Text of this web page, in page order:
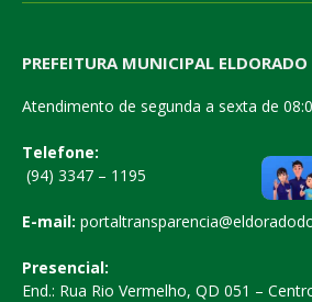
PREFEITURA MUNICIPAL ELDORADO
Atendimento de segunda a sexta de
Telefone:
(94) 3347 – 1195
E-mail:
Presencial:
End.: Rua Rio Vermelho, QD 051 –